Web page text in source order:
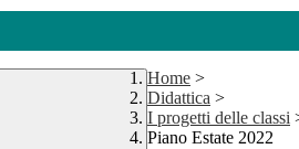
Home >
Didattica >
I progetti delle classi
Piano Estate 2022